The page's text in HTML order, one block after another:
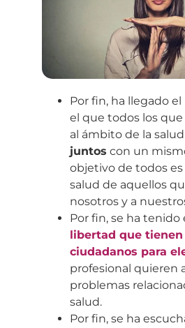
Por fin, ha llegado
el que todos los
al ámbito de la salud
juntos con un
objetivo de todos es
salud de aquellos
nosotros y a
Por fin, se ha tenido
libertad que tienen
ciudadanos para
profesional quieren
problemas
salud.
Por fin, se ha